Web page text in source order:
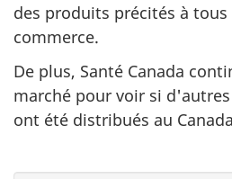
des produits précités à tous
commerce.
De plus, Santé Canada
marché pour voir si
ont été distribués au